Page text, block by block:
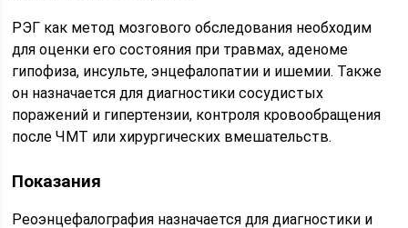
РЭГ как метод мозгового обследования необходим
для оценки его состояния при травмах, аденоме
гипофиза, инсульте, энцефалопатии и ишемии. Также
он назначается для диагностики сосудистых
поражений и гипертензии, контроля кровообращения
после ЧМТ или хирургических вмешательств.
Показания
Реоэнцефалография назначается для диагностики и